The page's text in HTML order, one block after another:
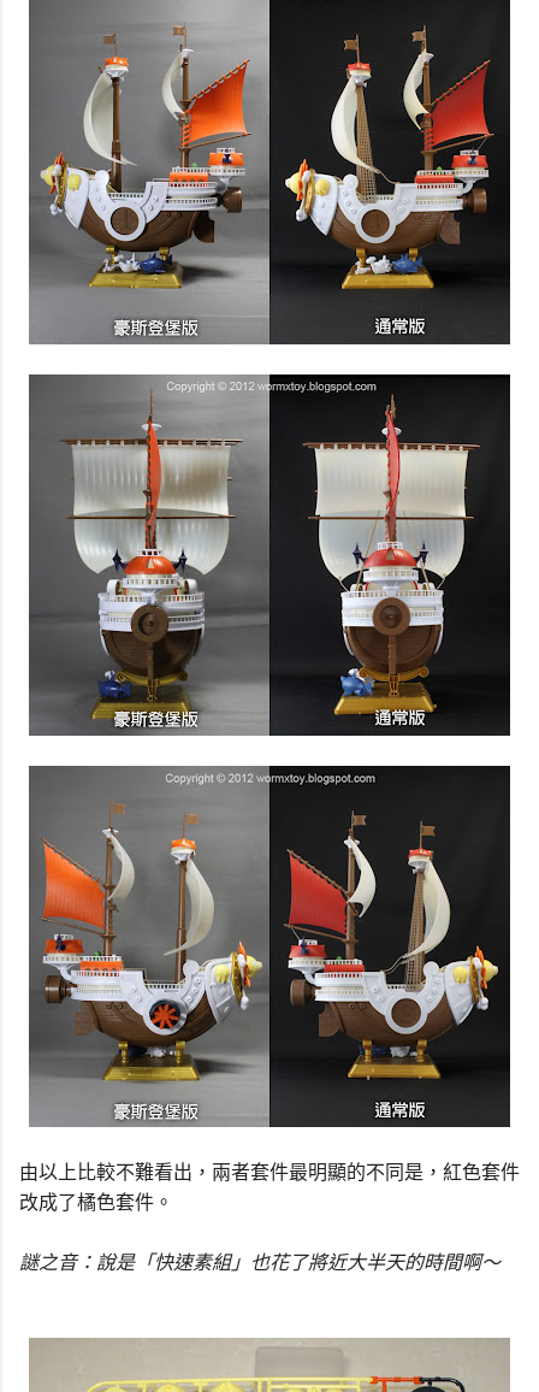
由以上比較不難看出，兩者套件最明顯的不同是，紅色套件
改成了橘色套件。
謎之音：說是「快速素組」也花了將近大半天的時間啊～